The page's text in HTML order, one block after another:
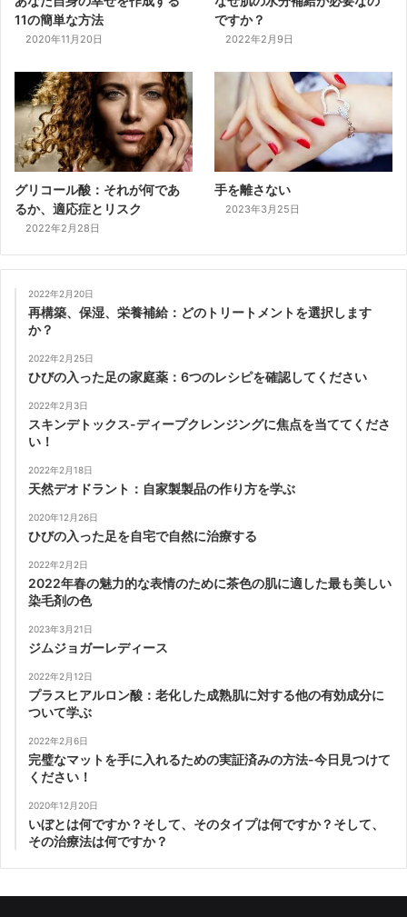
11の簡単な方法
2020年11月20日
ですか？
2022年2月9日
グリコール酸：それが何であ
るか、適応症とリスク
2022年2月28日
手を離さない
2023年3月25日
2022年2月20日
再構築、保湿、栄養補給：どのトリートメントを選択します
か？
2022年2月25日
ひびの入った足の家庭薬：6つのレシピを確認してください
2022年2月3日
スキンデトックス-ディープクレンジングに焦点を当ててくださ
い！
2022年2月18日
天然デオドラント：自家製製品の作り方を学ぶ
2020年12月26日
ひびの入った足を自宅で自然に治療する
2022年2月2日
2022年春の魅力的な表情のために茶色の肌に適した最も美しい
染毛剤の色
2023年3月21日
ジムジョガーレディース
2022年2月12日
プラスヒアルロン酸：老化した成熟肌に対する他の有効成分に
ついて学ぶ
2022年2月6日
完璧なマットを手に入れるための実証済みの方法-今日見つけて
ください！
2020年12月20日
いぼとは何ですか？そして、そのタイプは何ですか？そして、
その治療法は何ですか？